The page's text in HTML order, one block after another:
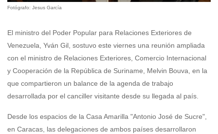
Fotógrafo: Jesus García
El ministro del Poder Popular para Relaciones Exteriores de
Venezuela, Yván Gil, sostuvo este viernes una reunión ampliada
con el ministro de Relaciones Exteriores, Comercio Internacional
y Cooperación de la República de Suriname, Melvin Bouva, en la
que compartieron un balance de la agenda de trabajo
desarrollada por el canciller visitante desde su llegada al país.
Desde los espacios de la Casa Amarilla "Antonio José de Sucre",
en Caracas, las delegaciones de ambos países desarrollaron